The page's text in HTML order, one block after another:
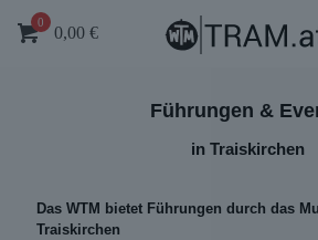
0
0,00 €
Führungen &
in Traiskirchen
Das WTM bietet Führungen durch das
Traiskirchen